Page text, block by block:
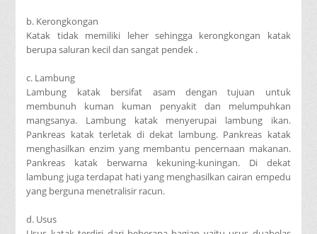
b. Kerongkongan
Katak tidak memiliki leher sehingga kerongkongan katak
berupa saluran kecil dan sangat pendek .
c. Lambung
Lambung katak bersifat asam dengan tujuan untuk
membunuh kuman kuman penyakit dan melumpuhkan
mangsanya. Lambung katak menyerupai lambung ikan.
Pankreas katak terletak di dekat lambung. Pankreas katak
menghasilkan enzim yang membantu pencernaan makanan.
Pankreas katak berwarna kekuning-kuningan. Di dekat
lambung juga terdapat hati yang menghasilkan cairan empedu
yang berguna menetralisir racun.
d. Usus